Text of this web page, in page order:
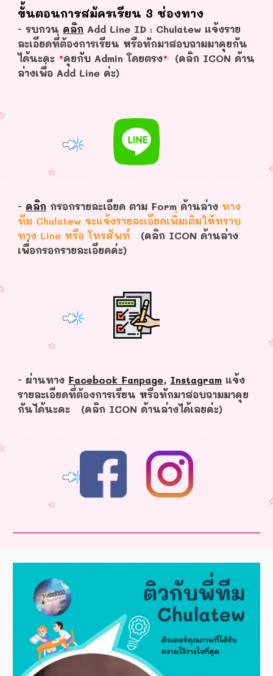
ขั้นตอนการสมัครเรียน 3 ช่องทาง
- รบกวน คลิก Add Line ID : Chulatew แจ้งราย
ละเอียดที่ต้องการเรียน หรือทักมาสอบถามมาคุยกัน
ได้นะคะ *คุยกับ Admin โดยตรง* (คลิก ICON ด้าน
ล่างเพื่อ Add Line ค่ะ)
- คลิก กรอกรายละเอียด ตาม Form ด้านล่าง ทาง
ทีม Chulatew จะแจ้งรายละเอียดเพิ่มเติมให้ทราบ
ทาง Line หรือ โทรศัพท์
(คลิก ICON ด้านล่าง
เพื่อกรอกรายละเอียดค่ะ)
- ผ่านทาง Facebook Fanpage, Instagram แจ้ง
รายละเอียดที่ต้องการเรียน หรือทักมาสอบถามมาคุย
กันได้นะคะ (คลิก ICON ด้านล่างได้เลยค่ะ)